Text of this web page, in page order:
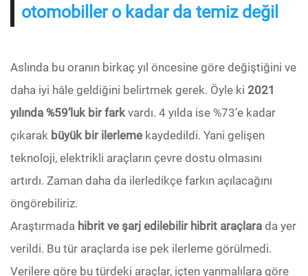
otomobiller o kadar da temiz değil
Aslında bu oranın birkaç yıl öncesine göre değiştiğini ve
daha iyi hâle geldiğini belirtmek gerek. Öyle ki 2021
yılında %59’luk bir farkvardı. 4 yılda ise %73’e kadar
çıkarak büyük bir ilerleme kaydedildi. Yani gelişen
teknoloji, elektrikli araçların çevre dostu olmasını
artırdı. Zaman daha da ilerledikçe farkın açılacağını
öngörebiliriz.
Araştırmada hibrit ve şarj edilebilir hibrit araçlara da yer
verildi. Bu tür araçlarda ise pek ilerleme görülmedi.
Verilere göre bu türdeki araçlar, içten yanmalılara göre